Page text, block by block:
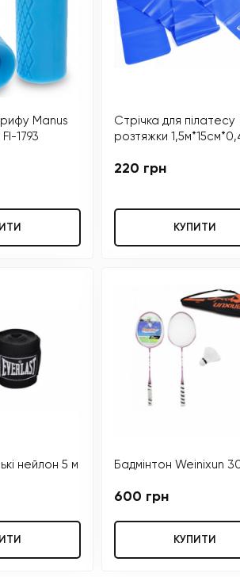
Manus
1793
Стрічка для пілатесу
розтяжки
220 грн
КУПИТИ
нейлон 5 м Бадмінтон Weinixun
600 грн
КУПИТИ